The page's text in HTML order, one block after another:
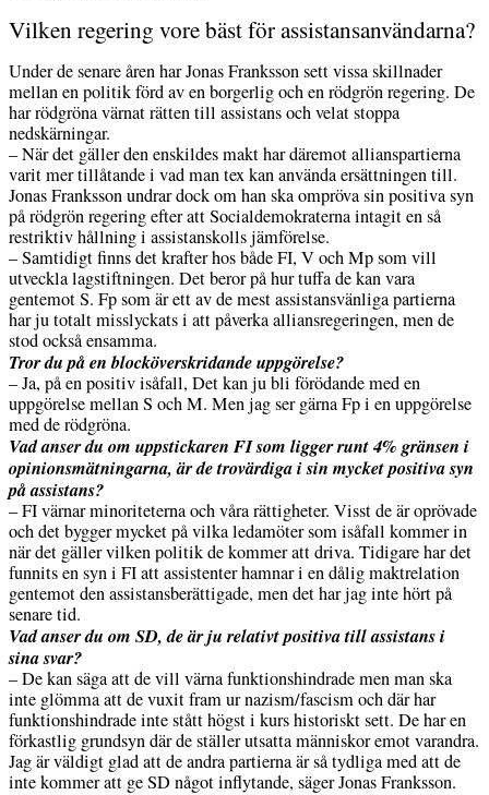
Vilken regering vore bäst för assistansanvändarna?
Under de senare åren har Jonas Franksson sett vissa skillnader
mellan en politik förd av en borgerlig och en rödgrön regering. De
har rödgröna värnat rätten till assistans och velat stoppa
nedskärningar.
– När det gäller den enskildes makt har däremot allianspartierna
varit mer tillåtande i vad man tex kan använda ersättningen till.
Jonas Franksson undrar dock om han ska ompröva sin positiva syn
på rödgrön regering efter att Socialdemokraterna intagit en så
restriktiv hållning i assistanskolls jämförelse.
– Samtidigt finns det krafter hos både FI, V och Mp som vill
utveckla lagstiftningen. Det beror på hur tuffa de kan vara
gentemot S. Fp som är ett av de mest assistansvänliga partierna
har ju totalt misslyckats i att påverka alliansregeringen, men de
stod också ensamma.
Tror du på en blocköverskridande uppgörelse?
– Ja, på en positiv isåfall, Det kan ju bli förödande med en
uppgörelse mellan S och M. Men jag ser gärna Fp i en uppgörelse
med de rödgröna.
Vad anser du om uppstickaren FI som ligger runt 4% gränsen i
opinionsmätningarna, är de trovärdiga i sin mycket positiva syn
på assistans?
– FI värnar minoriteterna och våra rättigheter. Visst de är oprövade
och det bygger mycket på vilka ledamöter som isåfall kommer in
när det gäller vilken politik de kommer att driva. Tidigare har det
funnits en syn i FI att assistenter hamnar i en dålig maktrelation
gentemot den assistansberättigade, men det har jag inte hört på
senare tid.
Vad anser du om SD, de är ju relativt positiva till assistans i
sina svar?
– De kan säga att de vill värna funktionshindrade men man ska
inte glömma att de vuxit fram ur nazism/fascism och där har
funktionshindrade inte stått högst i kurs historiskt sett. De har en
förkastlig grundsyn där de ställer utsatta människor emot varandra.
Jag är väldigt glad att de andra partierna är så tydliga med att de
inte kommer att ge SD något inflytande, säger Jonas Franksson.